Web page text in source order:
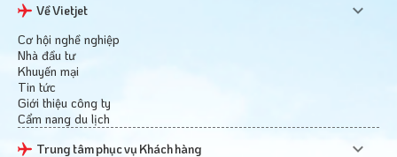
Về Vietjet
Cơ hội nghề nghiệp
Nhà đầu tư
Khuyến mại
Tin tức
Giới thiệu công ty
Cẩm nang du lịch
Trung tâm phục vụ Khách hàng